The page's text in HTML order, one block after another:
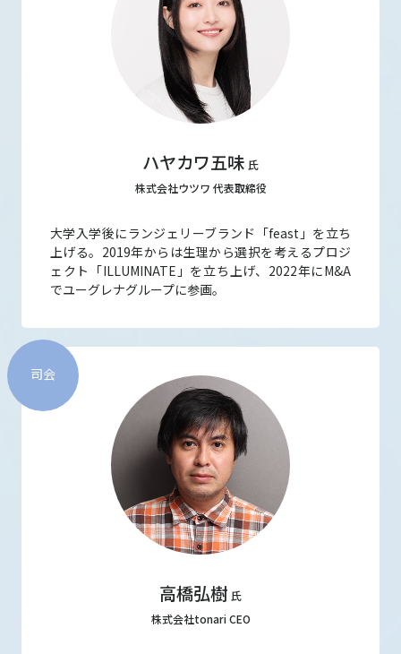
ハヤカワ五味 氏
株式会社ウツワ 代表取締役
大学入学後にランジェリーブランド「feast」を立ち
上げる。2019年からは生理から選択を考えるプロジ
ェクト「ILLUMINATE」を立ち上げ、2022年にM&A
でユーグレナグループに参画。
司会
高橋弘樹 氏
株式会社tonari CEO